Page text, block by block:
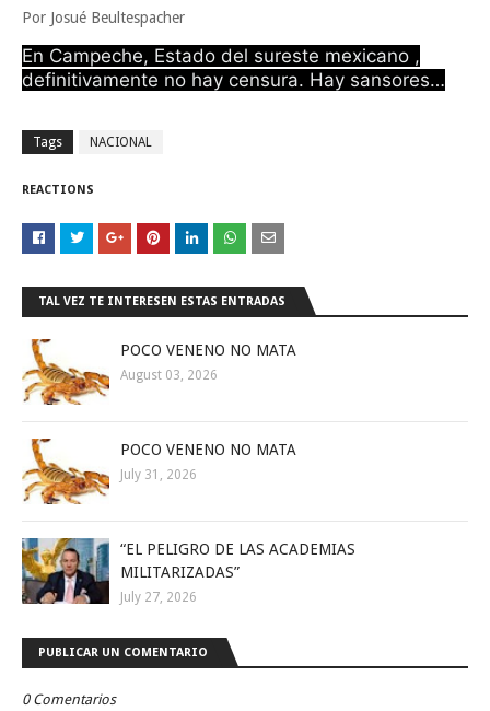
Por Josué Beultespacher
En Campeche, Estado del sureste mexicano ,
definitivamente no hay censura. Hay sansores…
Tags NACIONAL
REACTIONS
TAL VEZ TE INTERESEN ESTAS ENTRADAS
POCO VENENO NO MATA
August 03, 2026
POCO VENENO NO MATA
July 31, 2026
“EL PELIGRO DE LAS ACADEMIAS
MILITARIZADAS”
July 27, 2026
PUBLICAR UN COMENTARIO
0 Comentarios